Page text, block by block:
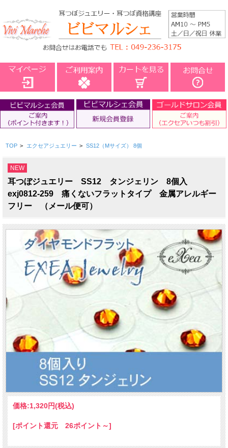
TOP > エクセアジュエリー > SS12（Mサイズ） 8個
NEW
耳つぼジュエリー SS12 タンジェリン 8個入
exj0812-259 痛くないフラットタイプ 金属アレルギー
フリー （メール便可）
価格:1,320円(税込)
[ポイント還元 26ポイント～]